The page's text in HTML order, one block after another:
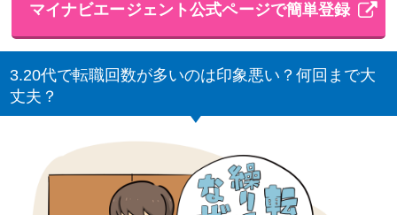
マイナビエージェント公式ページで簡単登録
3.20代で転職回数が多いのは印象悪い？何回まで大
丈夫？